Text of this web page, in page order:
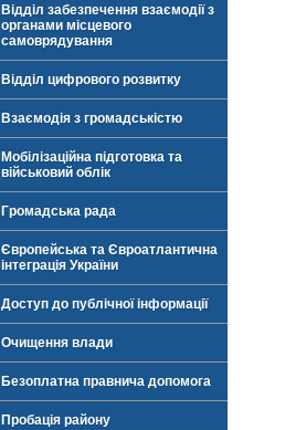
Відділ забезпечення взаємодії з
органами місцевого
самоврядування
Відділ цифрового розвитку
Взаємодія з громадськістю
Мобілізаційна підготовка та
військовий облік
Громадська рада
Європейська та Євроатлантична
інтеграція України
Доступ до публічної інформації
Очищення влади
Безоплатна правнича допомога
Пробація району